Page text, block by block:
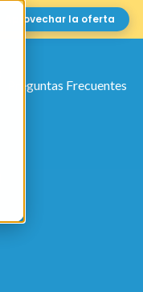
Aprovechar la oferta
Preguntas Frecuentes